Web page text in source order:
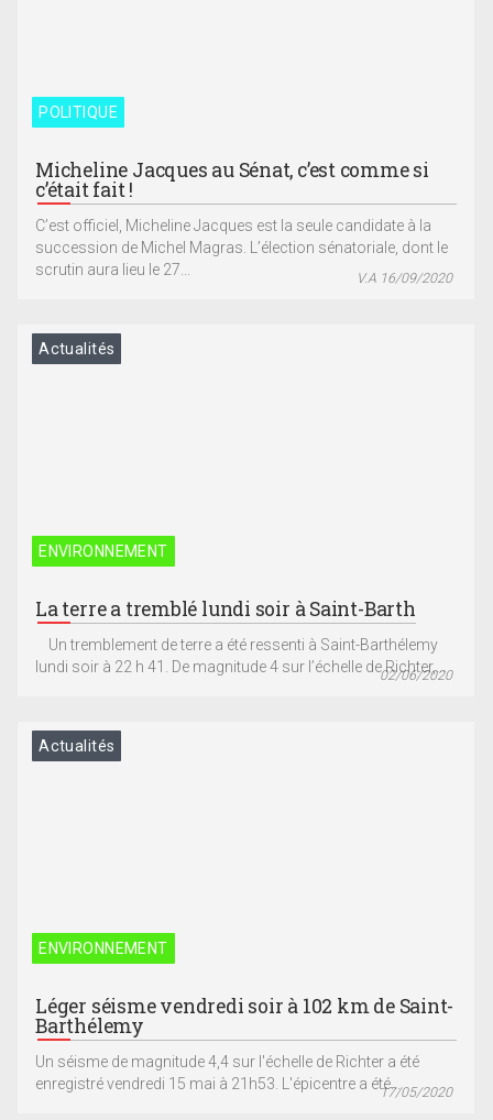
POLITIQUE
Micheline Jacques au Sénat, c’est comme si
c’était fait !
C’est officiel, Micheline Jacques est la seule candidate à la
succession de Michel Magras. L’élection sénatoriale, dont le
scrutin aura lieu le 27...
V.A 16/09/2020
ENVIRONNEMENT
Actualités
La terre a tremblé lundi soir à Saint-Barth
Un tremblement de terre a été ressenti à Saint-Barthélemy
lundi soir à 22 h 41. De magnitude 4 sur l’échelle de Richter,...
02/06/2020
ENVIRONNEMENT
Actualités
Léger séisme vendredi soir à 102 km de Saint-
Barthélemy
Un séisme de magnitude 4,4 sur l'échelle de Richter a été
enregistré vendredi 15 mai à 21h53. L'épicentre a été...17/05/2020